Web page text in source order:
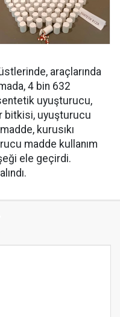
araçlarında
⁠4 bin 632
uyuşturucu,
bitkisi, uyuşturucu
kurusıkı
madde kullanım
ele geçirdi.